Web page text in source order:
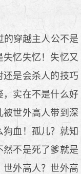
穿越主人公不是
忆失忆！失忆又
还是会杀人的技巧
，实在不是什么好
被世外高人带到深
血！孤儿？就知
然不是死了爹就是
世外高人？世外高